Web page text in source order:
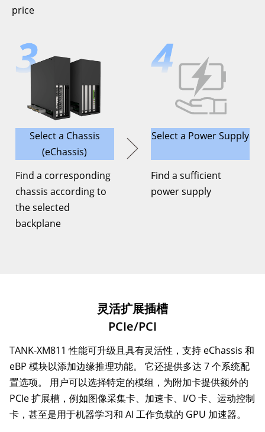
price
Select a Chassis
(eChassis)
Find a corresponding
chassis according to
the selected
backplane
Select a Power Supply
Find a sufficient
power supply
灵活扩展插槽
PCIe/PCI
TANK-XM811 性能可升级且具有灵活性，支持 eChassis 和
eBP 模块以添加边缘推理功能。 它还提供多达 7 个系统配
置选项。 用户可以选择特定的模组，为附加卡提供额外的
PCIe 扩展槽，例如图像采集卡、加速卡、I/O 卡、运动控制
卡，甚至是用于机器学习和 AI 工作负载的 GPU 加速器。